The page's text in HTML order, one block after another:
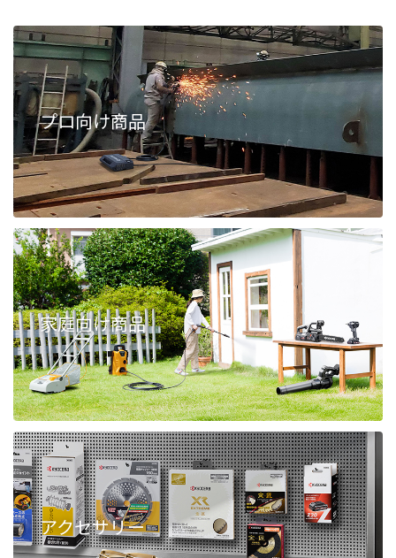
プロ向け商品
家庭向け商品
アクセサリー